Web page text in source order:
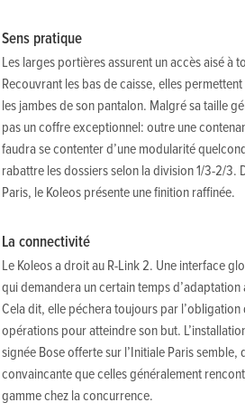
Sens pratique
Les larges portières assurent un accès aisé à
Recouvrant les bas de caisse, elles
les jambes de son pantalon. Malgré sa taille
pas un coffre exceptionnel: outre une
faudra se contenter d’une modularité
rabattre les dossiers selon la division 1/3-2/3.
Paris, le Koleos présente une finition raffinée.
La connectivité
Le Koleos a droit au R-Link 2. Une interface
qui demandera un certain temps d’adaptation
Cela dit, elle péchera toujours par
opérations pour atteindre son but.
signée Bose offerte sur l’Initiale Paris semble,
convaincante que celles généralement
gamme chez la concurrence.